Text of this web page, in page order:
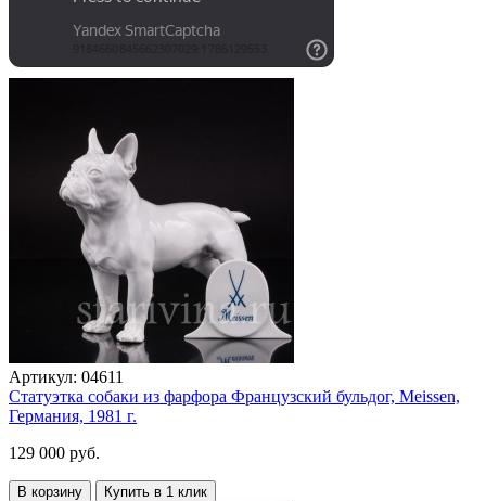
Артикул: 04611
Статуэтка собаки из фарфора Французский бульдог, Meissen,
Германия, 1981 г.
129 000 руб.
В корзину Купить в 1 клик